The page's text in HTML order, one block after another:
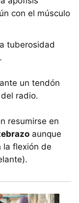
con el músculo
tuberosidad
un tendón
radio.
resumirse en
aunque
la flexión de